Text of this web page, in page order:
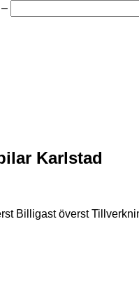
–
Karlstad
Billigast överst